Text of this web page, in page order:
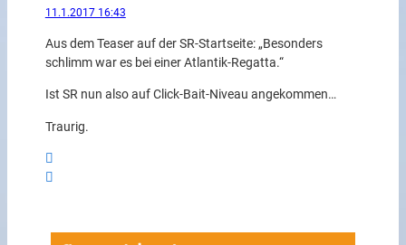
11.1.2017 16:43
Aus dem Teaser auf der SR-Startseite: „Besonders
schlimm war es bei einer Atlantik-Regatta.“
Ist SR nun also auf Click-Bait-Niveau angekommen…
Traurig.